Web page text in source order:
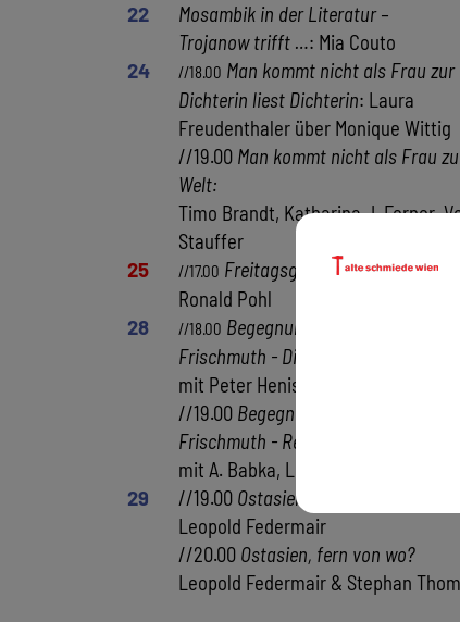
22
Mosambik in der Literatur –
Trojanow trifft …: Mia Couto
24
//18.00 Man kommt nicht als Frau zur
Dichterin liest Dichterin: Laura
Freudenthaler über Monique Wittig
//19.00 Man kommt nicht als Frau
Welt:
Timo Brandt, Katharina J. Ferner,
Stauffer
25
//17.00 Freitagsgespräch: Franz
Ronald Pohl
28
//18.00 Begegnungen mit Barbara
Frischmuth - Dichter liest Dichterin:
mit Peter Henisch
//19.00 Begegnungen mit Barbara
Frischmuth - Retrogranden
mit A. Babka, L. Hartl, E. Klar, M.
29
//19.00 Ostasien, fern von wo?
Leopold Federmair
//20.00 Ostasien, fern von wo?
Leopold Federmair & Stephan